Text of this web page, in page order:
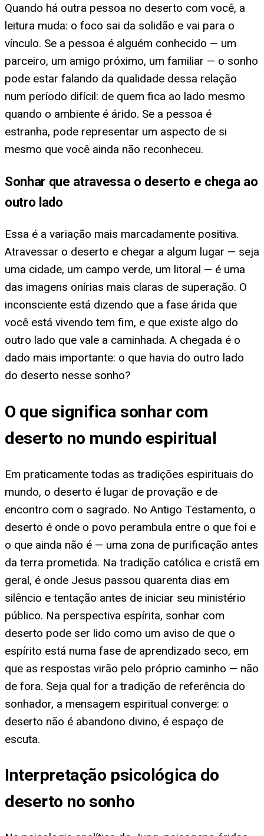
Quando há outra pessoa no deserto com você, a
leitura muda: o foco sai da solidão e vai para o
vínculo. Se a pessoa é alguém conhecido — um
parceiro, um amigo próximo, um familiar — o sonho
pode estar falando da qualidade dessa relação
num período difícil: de quem fica ao lado mesmo
quando o ambiente é árido. Se a pessoa é
estranha, pode representar um aspecto de si
mesmo que você ainda não reconheceu.
Sonhar que atravessa o deserto e chega ao
outro lado
Essa é a variação mais marcadamente positiva.
Atravessar o deserto e chegar a algum lugar — seja
uma cidade, um campo verde, um litoral — é uma
das imagens onírias mais claras de superação. O
inconsciente está dizendo que a fase árida que
você está vivendo tem fim, e que existe algo do
outro lado que vale a caminhada. A chegada é o
dado mais importante: o que havia do outro lado
do deserto nesse sonho?
O que significa sonhar com
deserto no mundo espiritual
Em praticamente todas as tradições espirituais do
mundo, o deserto é lugar de provação e de
encontro com o sagrado. No Antigo Testamento, o
deserto é onde o povo perambula entre o que foi e
o que ainda não é — uma zona de purificação antes
da terra prometida. Na tradição católica e cristã em
geral, é onde Jesus passou quarenta dias em
silêncio e tentação antes de iniciar seu ministério
público. Na perspectiva espírita, sonhar com
deserto pode ser lido como um aviso de que o
espírito está numa fase de aprendizado seco, em
que as respostas virão pelo próprio caminho — não
de fora. Seja qual for a tradição de referência do
sonhador, a mensagem espiritual converge: o
deserto não é abandono divino, é espaço de
escuta.
Interpretação psicológica do
deserto no sonho